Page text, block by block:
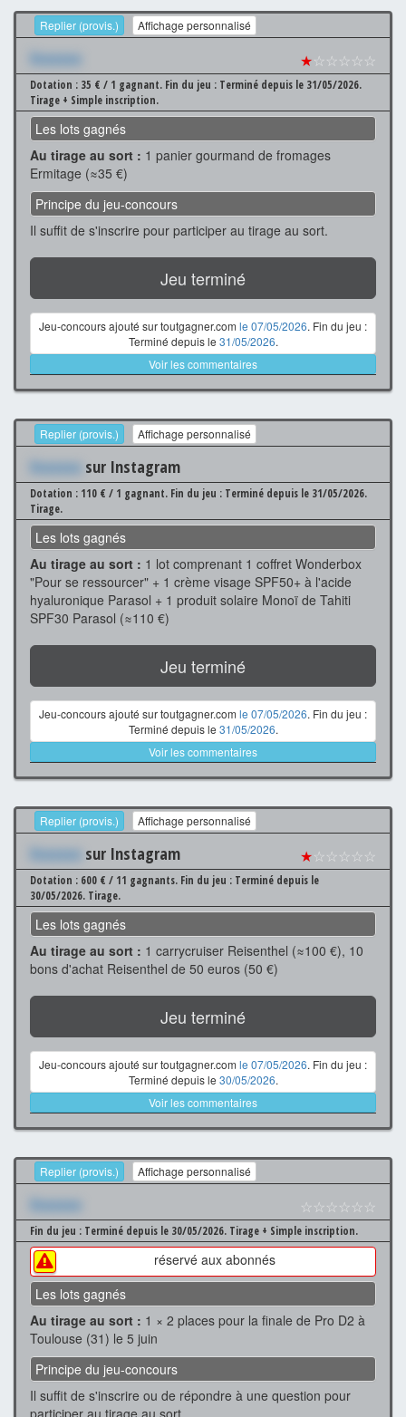
Replier (provis.) Affichage personnalisé
Xxxxxxx ★☆☆☆☆☆
Dotation : 35 € / 1 gagnant. Fin du jeu : Terminé depuis le 31/05/2026.
Tirage + Simple inscription.
Les lots gagnés
Au tirage au sort : 1 panier gourmand de fromages
Ermitage (≈35 €)
Principe du jeu-concours
Il suffit de s'inscrire pour participer au tirage au sort.
Jeu terminé
Jeu-concours ajouté sur toutgagner.com le 07/05/2026. Fin du jeu :
Terminé depuis le 31/05/2026.
Voir les commentaires
Replier (provis.) Affichage personnalisé
Xxxxxxx sur Instagram
Dotation : 110 € / 1 gagnant. Fin du jeu : Terminé depuis le 31/05/2026.
Tirage.
Les lots gagnés
Au tirage au sort : 1 lot comprenant 1 coffret Wonderbox
"Pour se ressourcer" + 1 crème visage SPF50+ à l'acide
hyaluronique Parasol + 1 produit solaire Monoï de Tahiti
SPF30 Parasol (≈110 €)
Jeu terminé
Jeu-concours ajouté sur toutgagner.com le 07/05/2026. Fin du jeu :
Terminé depuis le 31/05/2026.
Voir les commentaires
Replier (provis.) Affichage personnalisé
Xxxxxxx sur Instagram ★☆☆☆☆☆
Dotation : 600 € / 11 gagnants. Fin du jeu : Terminé depuis le
30/05/2026. Tirage.
Les lots gagnés
Au tirage au sort : 1 carrycruiser Reisenthel (≈100 €), 10
bons d'achat Reisenthel de 50 euros (50 €)
Jeu terminé
Jeu-concours ajouté sur toutgagner.com le 07/05/2026. Fin du jeu :
Terminé depuis le 30/05/2026.
Voir les commentaires
Replier (provis.) Affichage personnalisé
Xxxxxxx ☆☆☆☆☆☆
Fin du jeu : Terminé depuis le 30/05/2026. Tirage + Simple inscription.
réservé aux abonnés
Les lots gagnés
Au tirage au sort : 1 × 2 places pour la finale de Pro D2 à
Toulouse (31) le 5 juin
Principe du jeu-concours
Il suffit de s'inscrire ou de répondre à une question pour